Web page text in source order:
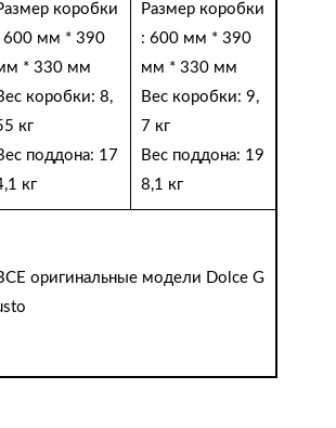
коробки
600 мм * 390
* 330 мм
коробки: 8,
кг
поддона: 17
кг
Размер коробки
: 600 мм * 390
мм * 330 мм
Вес коробки: 9,
7 кг
Вес поддона: 19
8,1 кг
оригинальные модели Dolce G